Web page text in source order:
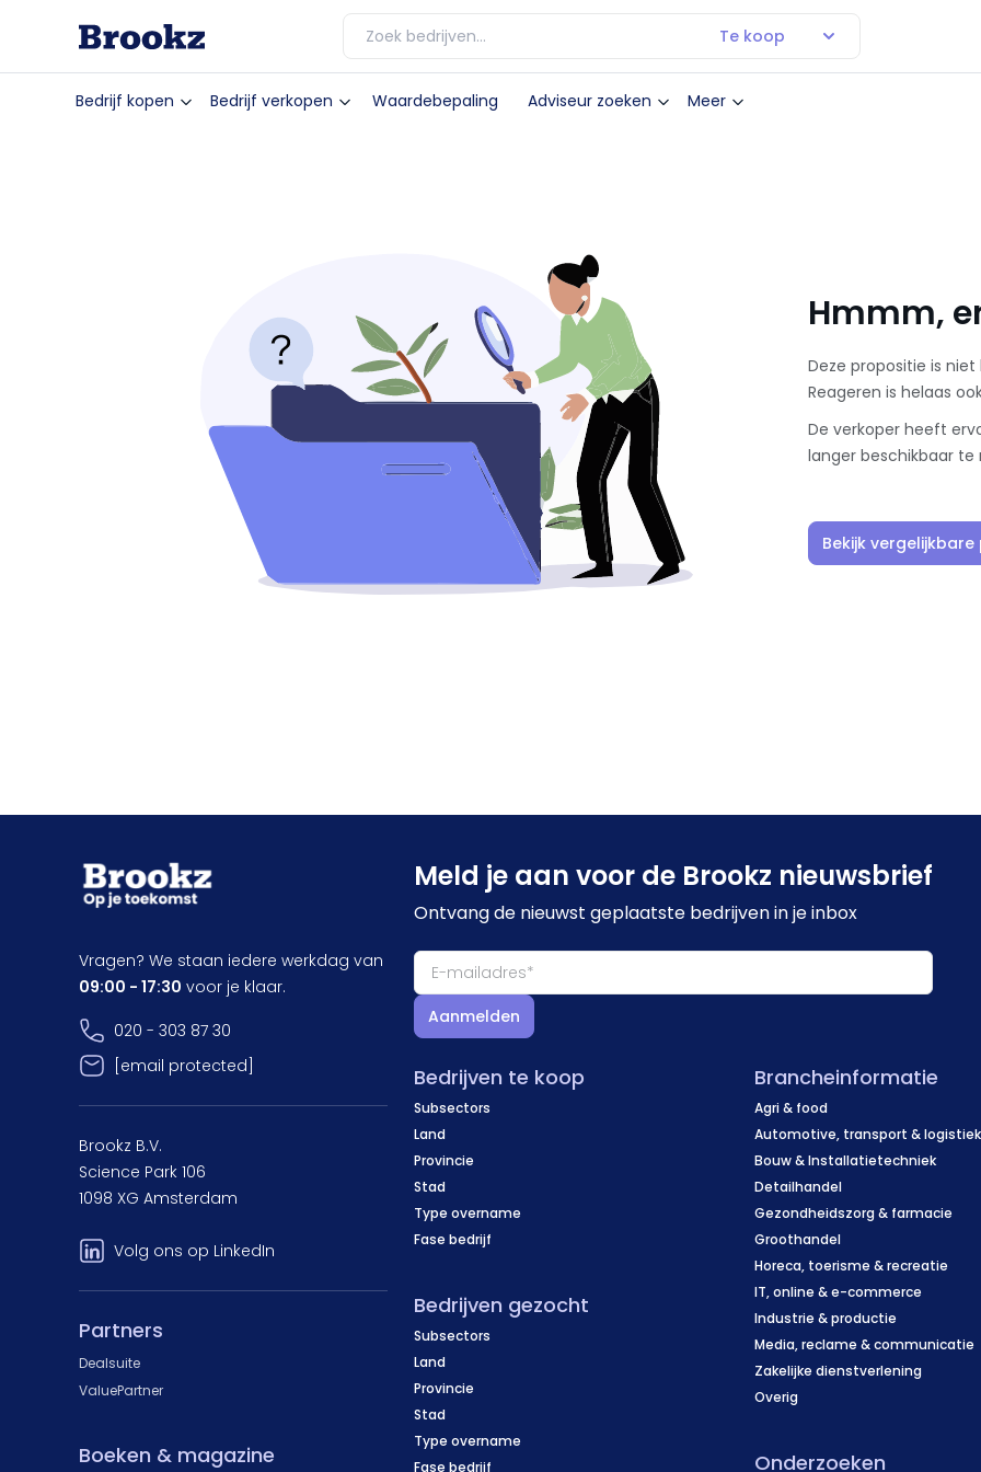
Te koop
Bedrijf kopen Bedrijf verkopen Waardebepaling Adviseur zoeken Meer
Hmmm,
Deze propositie is
Reageren is helaas
De verkoper heeft
langer beschikbaar te
Bekijk
Meld je aan voor de Brookz nieuwsbrief
Ontvang de nieuwst geplaatste bedrijven in je inbox
Aanmelden
Bedrijven te koop
Subsectors
Land
Provincie
Stad
Type overname
Fase bedrijf
Bedrijven gezocht
Subsectors
Land
Provincie
Stad
Type overname
Fase bedrijf
Brancheinformatie
Agri & food
Automotive, transport & logistiek
Bouw & Installatietechniek
Detailhandel
Gezondheidszorg & farmacie
Groothandel
Horeca, toerisme & recreatie
IT, online & e-commerce
Industrie & productie
Media, reclame & communicatie
Zakelijke dienstverlening
Overig
Onderzoeken
Vragen? We staan iedere werkdag van
09:00 - 17:30 voor je klaar.
020 - 303 87 30
[email protected]
Brookz B.V.
Science Park 106
1098 XG Amsterdam
Volg ons op LinkedIn
Partners
Dealsuite
ValuePartner
Boeken & magazine